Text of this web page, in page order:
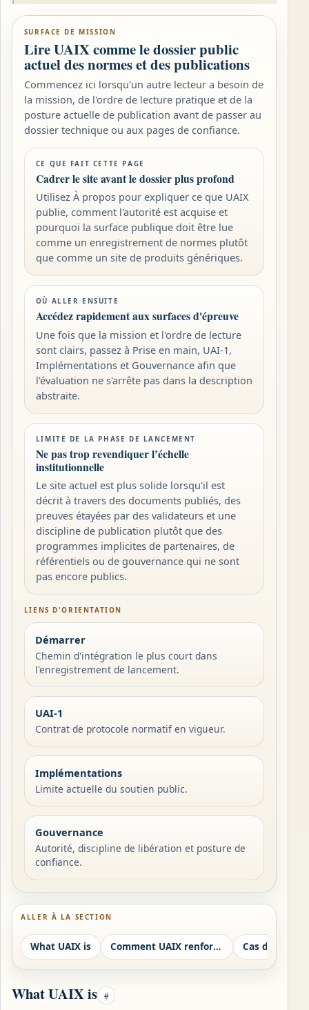
SURFACE DE MISSION
Lire UAIX comme le dossier public
actuel des normes et des publications
Commencez ici lorsqu'un autre lecteur a besoin de
la mission, de l'ordre de lecture pratique et de la
posture actuelle de publication avant de passer au
dossier technique ou aux pages de confiance.
CE QUE FAIT CETTE PAGE
Cadrer le site avant le dossier plus profond
Utilisez À propos pour expliquer ce que UAIX
publie, comment l'autorité est acquise et
pourquoi la surface publique doit être lue
comme un enregistrement de normes plutôt
que comme un site de produits génériques.
OÙ ALLER ENSUITE
Accédez rapidement aux surfaces d'épreuve
Une fois que la mission et l'ordre de lecture
sont clairs, passez à Prise en main, UAI-1,
Implémentations et Gouvernance afin que
l'évaluation ne s'arrête pas dans la description
abstraite.
LIMITE DE LA PHASE DE LANCEMENT
Ne pas trop revendiquer l’échelle
institutionnelle
Le site actuel est plus solide lorsqu'il est
décrit à travers des documents publiés, des
preuves étayées par des validateurs et une
discipline de publication plutôt que des
programmes implicites de partenaires, de
référentiels ou de gouvernance qui ne sont
pas encore publics.
LIENS D'ORIENTATION
Démarrer
Chemin d'intégration le plus court dans
l'enregistrement de lancement.
UAI-1
Contrat de protocole normatif en vigueur.
Implémentations
Limite actuelle du soutien public.
Gouvernance
Autorité, discipline de libération et posture de
confiance.
ALLER À LA SECTION
What UAIX is Comment UAIX renforce l’autorité
What UAIX is #